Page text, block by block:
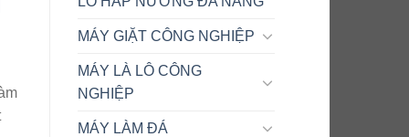
MÁY GIẶT CÔNG NGHIỆP
MÁY LÀ LÔ CÔNG
NGHIỆP
MÁY LÀM ĐÁ